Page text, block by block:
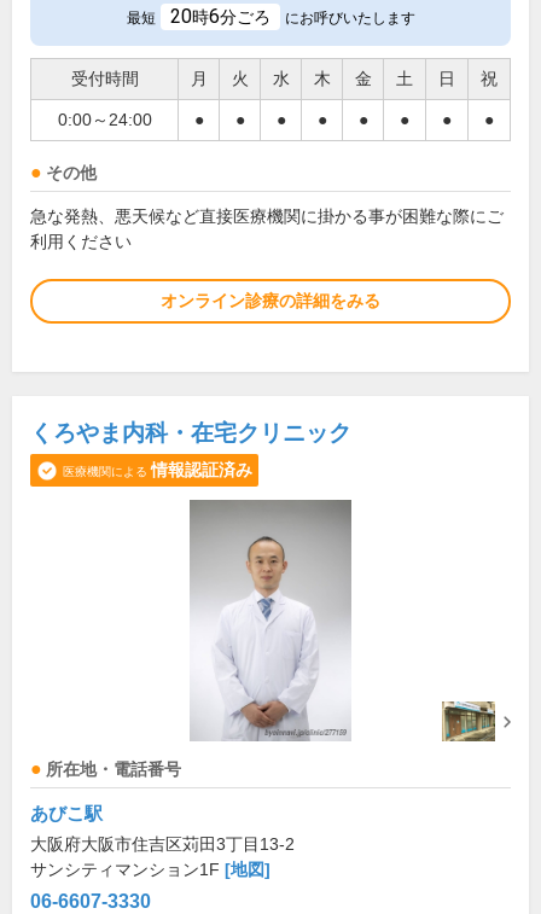
最短 20時6分ごろ にお呼びいたします
受付時間 月 火 水 木 金 土 日 祝
0:00～24:00 ● ● ● ● ● ● ● ●
その他
急な発熱、悪天候など直接医療機関に掛かる事が困難な際にご
利用ください
オンライン診療の詳細をみる
くろやま内科・在宅クリニック
医療機関による 情報認証済み
所在地・電話番号
あびこ駅
大阪府大阪市住吉区苅田3丁目13-2
サンシティマンション1F [地図]
06-6607-3330